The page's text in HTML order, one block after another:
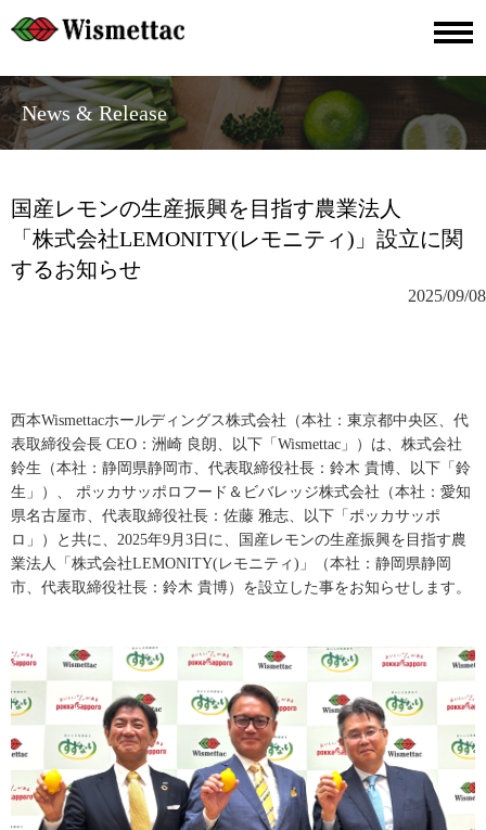
News & Release
国産レモンの生産振興を目指す農業法人
「株式会社LEMONITY(レモニティ)」設立に関
するお知らせ
2025/09/08
西本Wismettacホールディングス株式会社（本社：東京都中央区、代
表取締役会長 CEO：洲崎 良朗、以下「Wismettac」）は、株式会社
鈴生（本社：静岡県静岡市、代表取締役社長：鈴木 貴博、以下「鈴
生」）、 ポッカサッポロフード＆ビバレッジ株式会社（本社：愛知
県名古屋市、代表取締役社長：佐藤 雅志、以下「ポッカサッポ
ロ」）と共に、2025年9月3日に、国産レモンの生産振興を目指す農
業法人「株式会社LEMONITY(レモニティ)」（本社：静岡県静岡
市、代表取締役社長：鈴木 貴博）を設立した事をお知らせします。